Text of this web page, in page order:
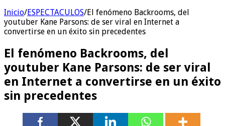
Inicio/ESPECTACULOS/El fenómeno Backrooms, del
youtuber Kane Parsons: de ser viral en Internet a
convertirse en un éxito sin precedentes
El fenómeno Backrooms, del
youtuber Kane Parsons: de ser viral
en Internet a convertirse en un éxito
sin precedentes